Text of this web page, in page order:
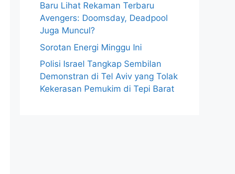
Baru Lihat Rekaman Terbaru
Avengers: Doomsday, Deadpool
Juga Muncul?
Sorotan Energi Minggu Ini
Polisi Israel Tangkap Sembilan
Demonstran di Tel Aviv yang Tolak
Kekerasan Pemukim di Tepi Barat